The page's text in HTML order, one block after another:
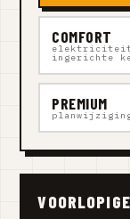
COMFORT
elektriciteit
ingerichte
PREMIUM